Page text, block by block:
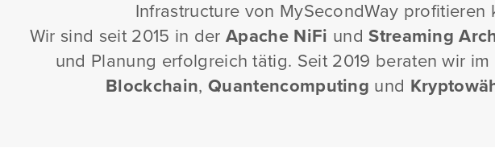
Infrastructure von MySecondWay profitieren
Wir sind seit 2015 in derApache NiFi undStreaming
und Planung erfolgreich tätig. Seit 2019 beraten wir
Blockchain, Quantencomputing und